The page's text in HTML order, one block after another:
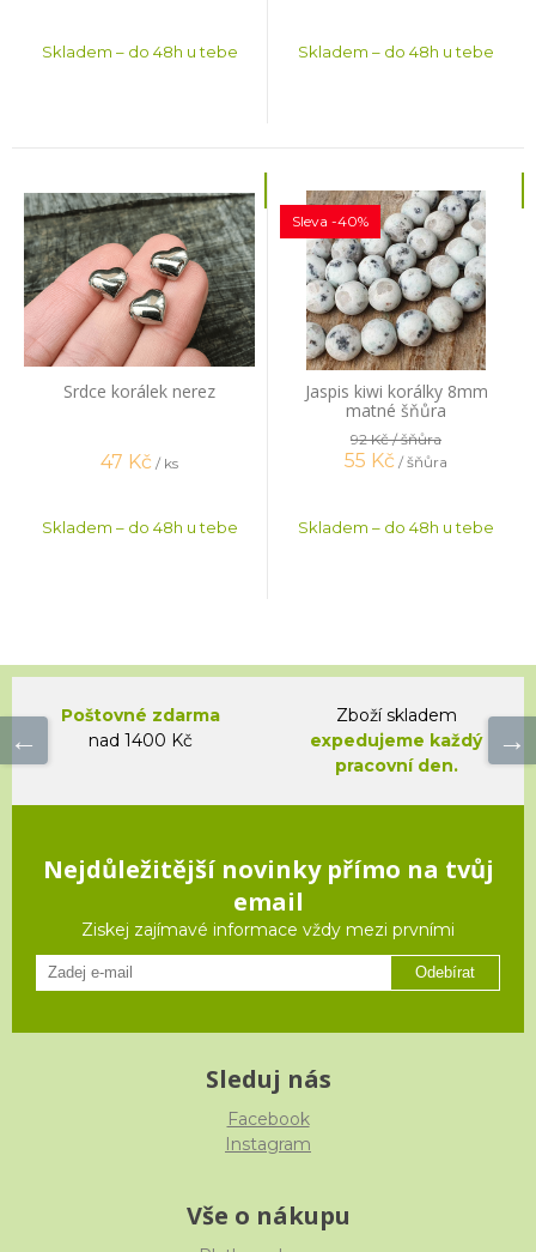
Skladem – do 48h u tebe Skladem – do 48h u tebe
Srdce korálek nerez
47 Kč / ks
Skladem – do 48h u tebe
Jaspis kiwi korálky 8mm
matné šňůra
Sleva -40%
92 Kč/ šňůra
55 Kč / šňůra
Skladem – do 48h u tebe
Poštovné zdarma
nad 1400 Kč
Zboží skladem
expedujeme každý
pracovní den.
Nejdůležitější novinky přímo na tvůj
email
Ziskej zajímavé informace vždy mezi prvními
Odebírat
Sleduj nás
Facebook
Instagram
Vše o nákupu